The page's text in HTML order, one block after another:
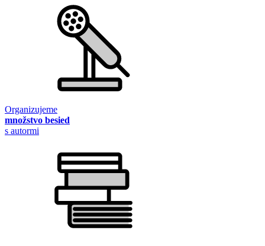
Organizujeme
množstvo besied
s autormi